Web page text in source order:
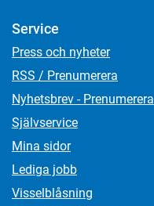
Service
Press och nyheter
RSS / Prenumerera
Nyhetsbrev - Prenumerera
Självservice
Mina sidor
Lediga jobb
Visselblåsning